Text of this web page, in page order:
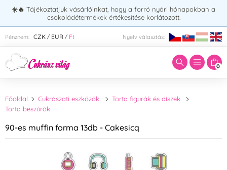
☀️🔥 Tájékoztatjuk vásárlóinkat, hogy a forró nyári hónapokban a
csokoládétermékek értékesítése korlátozott.
Pénznem: CZK / EUR / Ft Nyelv választás:
0
Adja meg a keresett kifejezést:
Főoldal Cukrászati eszközök
Torta figurák és díszek
Torta beszúrók
90-es muffin forma 13db - Cakesicq